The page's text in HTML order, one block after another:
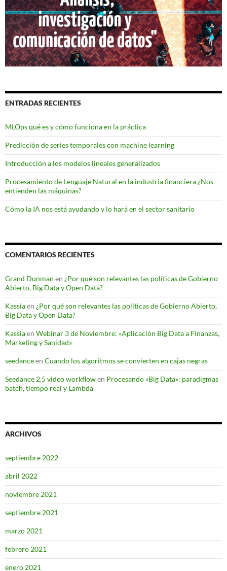
ENTRADAS RECIENTES
MLOps qué es y cómo funciona en la práctica
Predicción de series temporales con machine learning
Introducción a los modelos lineales generalizados
Procesamiento de Lenguaje Natural en la industria financiera ¿Nos
entienden las máquinas?
Cómo la IA nos está ayudando y lo hará en el sector sanitario
COMENTARIOS RECIENTES
Grand Dunman en ¿Por qué son relevantes las políticas de Gobierno
Abierto, Big Data y Open Data?
Kassiaen ¿Por qué son relevantes las políticas de Gobierno Abierto,
Big Data y Open Data?
Kassiaen Webinar 3 de Noviembre: «Aplicación Big Data a Finanzas,
Marketing y Sanidad»
seedanceen Cuando los algoritmos se convierten en cajas negras
Seedance 2.5 video workflowen Procesando «Big Data»: paradigmas
batch, tiempo real y Lambda
ARCHIVOS
septiembre 2022
abril 2022
noviembre 2021
septiembre 2021
marzo 2021
febrero 2021
enero 2021